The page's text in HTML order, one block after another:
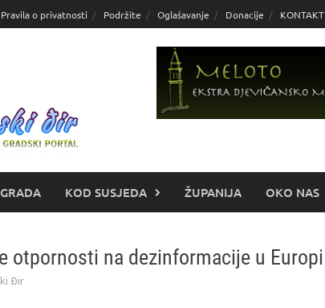
Pravila o privatnosti Podržite Oglašavanje Donacije KONTAKT
KOD SUSJEDA ŽUPANIJA OKO NAS
otpornosti na dezinformacije u Europi
Đir